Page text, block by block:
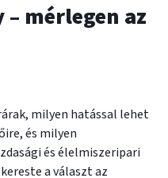
mérlegen az
milyen hatással lehet
és milyen
és élelmiszeripari
a választ az